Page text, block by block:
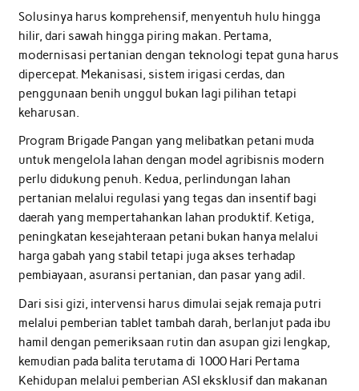
Solusinya harus komprehensif, menyentuh hulu hingga
hilir, dari sawah hingga piring makan. Pertama,
modernisasi pertanian dengan teknologi tepat guna harus
dipercepat. Mekanisasi, sistem irigasi cerdas, dan
penggunaan benih unggul bukan lagi pilihan tetapi
keharusan.
Program Brigade Pangan yang melibatkan petani muda
untuk mengelola lahan dengan model agribisnis modern
perlu didukung penuh. Kedua, perlindungan lahan
pertanian melalui regulasi yang tegas dan insentif bagi
daerah yang mempertahankan lahan produktif. Ketiga,
peningkatan kesejahteraan petani bukan hanya melalui
harga gabah yang stabil tetapi juga akses terhadap
pembiayaan, asuransi pertanian, dan pasar yang adil.
Dari sisi gizi, intervensi harus dimulai sejak remaja putri
melalui pemberian tablet tambah darah, berlanjut pada ibu
hamil dengan pemeriksaan rutin dan asupan gizi lengkap,
kemudian pada balita terutama di 1000 Hari Pertama
Kehidupan melalui pemberian ASI eksklusif dan makanan